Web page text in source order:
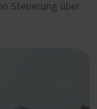
Steuerung über